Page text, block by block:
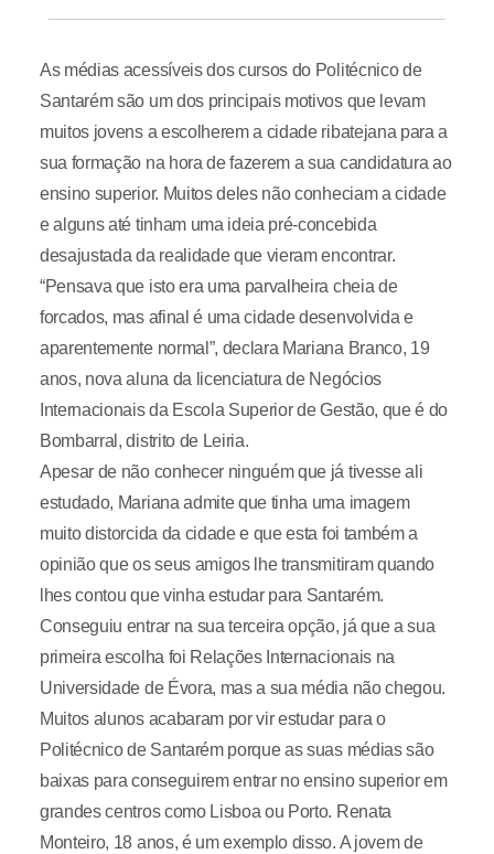
As médias acessíveis dos cursos do Politécnico de
Santarém são um dos principais motivos que levam
muitos jovens a escolherem a cidade ribatejana para a
sua formação na hora de fazerem a sua candidatura ao
ensino superior. Muitos deles não conheciam a cidade
e alguns até tinham uma ideia pré-concebida
desajustada da realidade que vieram encontrar.
“Pensava que isto era uma parvalheira cheia de
forcados, mas afinal é uma cidade desenvolvida e
aparentemente normal”, declara Mariana Branco, 19
anos, nova aluna da licenciatura de Negócios
Internacionais da Escola Superior de Gestão, que é do
Bombarral, distrito de Leiria.
Apesar de não conhecer ninguém que já tivesse ali
estudado, Mariana admite que tinha uma imagem
muito distorcida da cidade e que esta foi também a
opinião que os seus amigos lhe transmitiram quando
lhes contou que vinha estudar para Santarém.
Conseguiu entrar na sua terceira opção, já que a sua
primeira escolha foi Relações Internacionais na
Universidade de Évora, mas a sua média não chegou.
Muitos alunos acabaram por vir estudar para o
Politécnico de Santarém porque as suas médias são
baixas para conseguirem entrar no ensino superior em
grandes centros como Lisboa ou Porto. Renata
Monteiro, 18 anos, é um exemplo disso. A jovem de